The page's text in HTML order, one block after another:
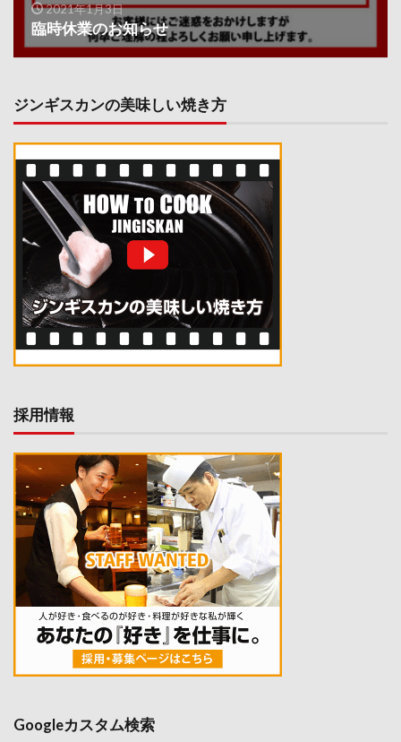
2021年1月3日
臨時休業のお知らせ
ジンギスカンの美味しい焼き方
採用情報
Googleカスタム検索